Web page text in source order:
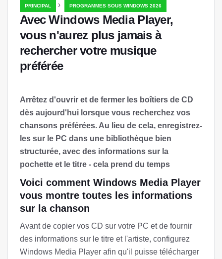
PRINCIPAL › PROGRAMMES SOUS WINDOWS 2026
Avec Windows Media Player,
vous n'aurez plus jamais à
rechercher votre musique
préférée
Arrêtez d'ouvrir et de fermer les boîtiers de CD
dès aujourd'hui lorsque vous recherchez vos
chansons préférées. Au lieu de cela, enregistrez-
les sur le PC dans une bibliothèque bien
structurée, avec des informations sur la
pochette et le titre - cela prend du temps
Voici comment Windows Media Player
vous montre toutes les informations
sur la chanson
Avant de copier vos CD sur votre PC et de fournir
des informations sur le titre et l'artiste, configurez
Windows Media Player afin qu'il puisse télécharger